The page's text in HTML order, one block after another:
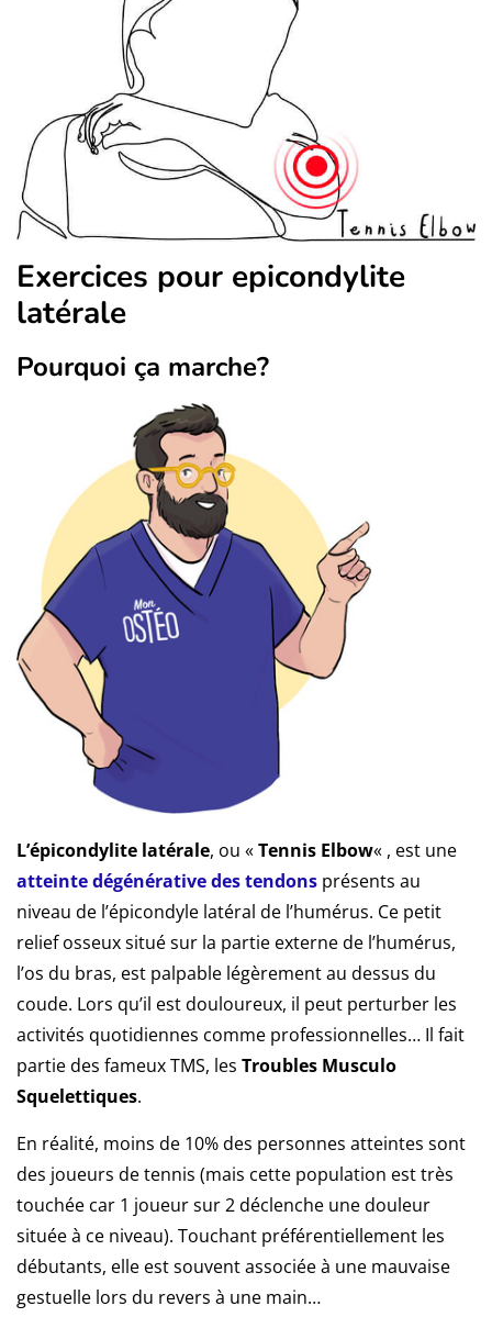
Exercices pour epicondylite
latérale
Pourquoi ça marche?
L’épicondylite latérale, ou «Tennis Elbow« , est une
atteinte dégénérative des tendons présents au
niveau de l’épicondyle latéral de l’humérus. Ce petit
relief osseux situé sur la partie externe de l’humérus,
l’os du bras, est palpable légèrement au dessus du
coude. Lors qu’il est douloureux, il peut perturber les
activités quotidiennes comme professionnelles… Il fait
partie des fameux TMS, les Troubles Musculo
Squelettiques.
En réalité, moins de 10% des personnes atteintes sont
des joueurs de tennis (mais cette population est très
touchée car 1 joueur sur 2 déclenche une douleur
située à ce niveau). Touchant préférentiellement les
débutants, elle est souvent associée à une mauvaise
gestuelle lors du revers à une main…